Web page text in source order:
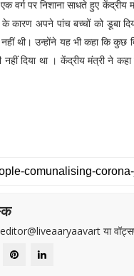
वर्ग पर निशाना साधते हुए
के कारण अपने पांच बच्चों को डूबा
थी। उन्होंने यह भी कहा कि कुछ
दिया था । केंद्रीय मंत्री ने
: editor@liveaaryaavart या